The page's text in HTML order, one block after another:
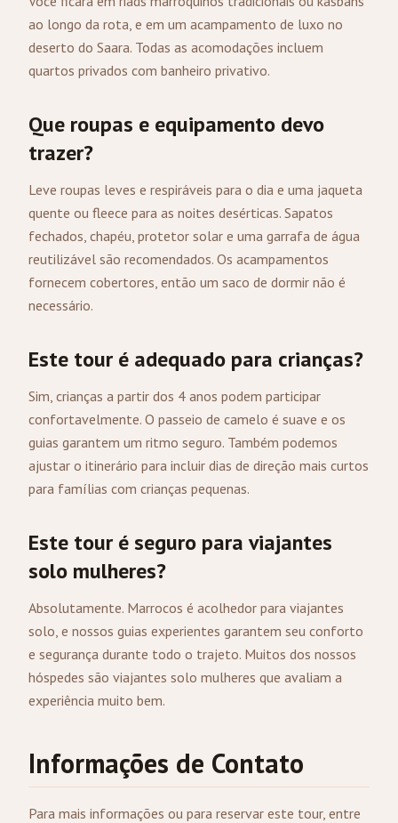
ao longo da rota, e em um acampamento de luxo no
deserto do Saara. Todas as acomodações incluem
quartos privados com banheiro privativo.
Que roupas e equipamento devo
trazer?
Leve roupas leves e respiráveis para o dia e uma jaqueta
quente ou fleece para as noites desérticas. Sapatos
fechados, chapéu, protetor solar e uma garrafa de água
reutilizável são recomendados. Os acampamentos
fornecem cobertores, então um saco de dormir não é
necessário.
Este tour é adequado para crianças?
Sim, crianças a partir dos 4 anos podem participar
confortavelmente. O passeio de camelo é suave e os
guias garantem um ritmo seguro. Também podemos
ajustar o itinerário para incluir dias de direção mais curtos
para famílias com crianças pequenas.
Este tour é seguro para viajantes
solo mulheres?
Absolutamente. Marrocos é acolhedor para viajantes
solo, e nossos guias experientes garantem seu conforto
e segurança durante todo o trajeto. Muitos dos nossos
hóspedes são viajantes solo mulheres que avaliam a
experiência muito bem.
Informações de Contato
Para mais informações ou para reservar este tour, entre